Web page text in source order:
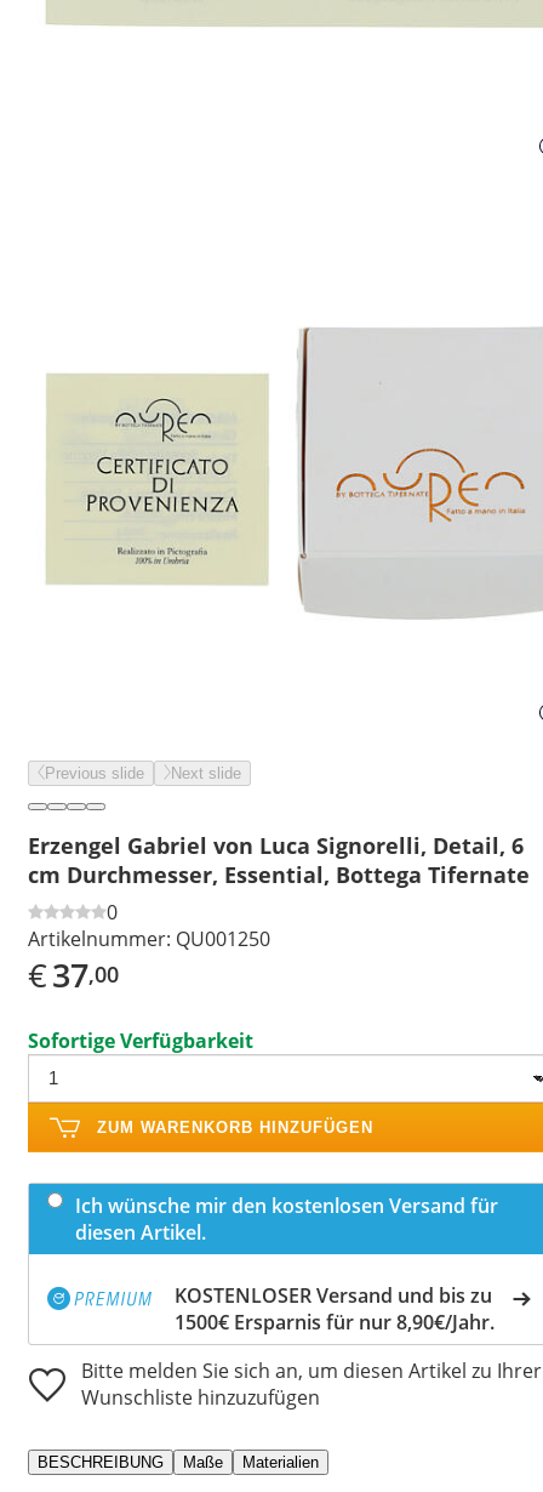
Previous slide Next slide
Erzengel Gabriel von Luca Signorelli, Detail, 6
cm Durchmesser, Essential, Bottega Tifernate
0
Artikelnummer: QU001250
€37,00
Sofortige Verfügbarkeit
ZUM WARENKORB HINZUFÜGEN
Ich wünsche mir den kostenlosen Versand für
diesen Artikel.
KOSTENLOSER Versand und bis zu
1500€ Ersparnis für nur 8,90€/Jahr.
Bitte melden Sie sich an, um diesen Artikel zu Ihrer
Wunschliste hinzuzufügen
BESCHREIBUNG Maße Materialien